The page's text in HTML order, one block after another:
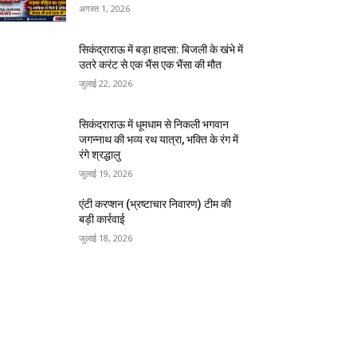
अगस्त 1, 2026
सिकंद्राराऊ में बड़ा हादसा: बिजली के खंभे में
उतरे करंट से एक भैंस एक भैंसा की मौत
जुलाई 22, 2026
सिकंदराराऊ में धूमधाम से निकली भगवान
जगन्नाथ की भव्य रथ यात्रा, भक्ति के रंग में
रंगे श्रद्धालु
जुलाई 19, 2026
एंटी करप्शन (भ्रष्टाचार निवारण) टीम की
बड़ी कार्रवाई
जुलाई 18, 2026